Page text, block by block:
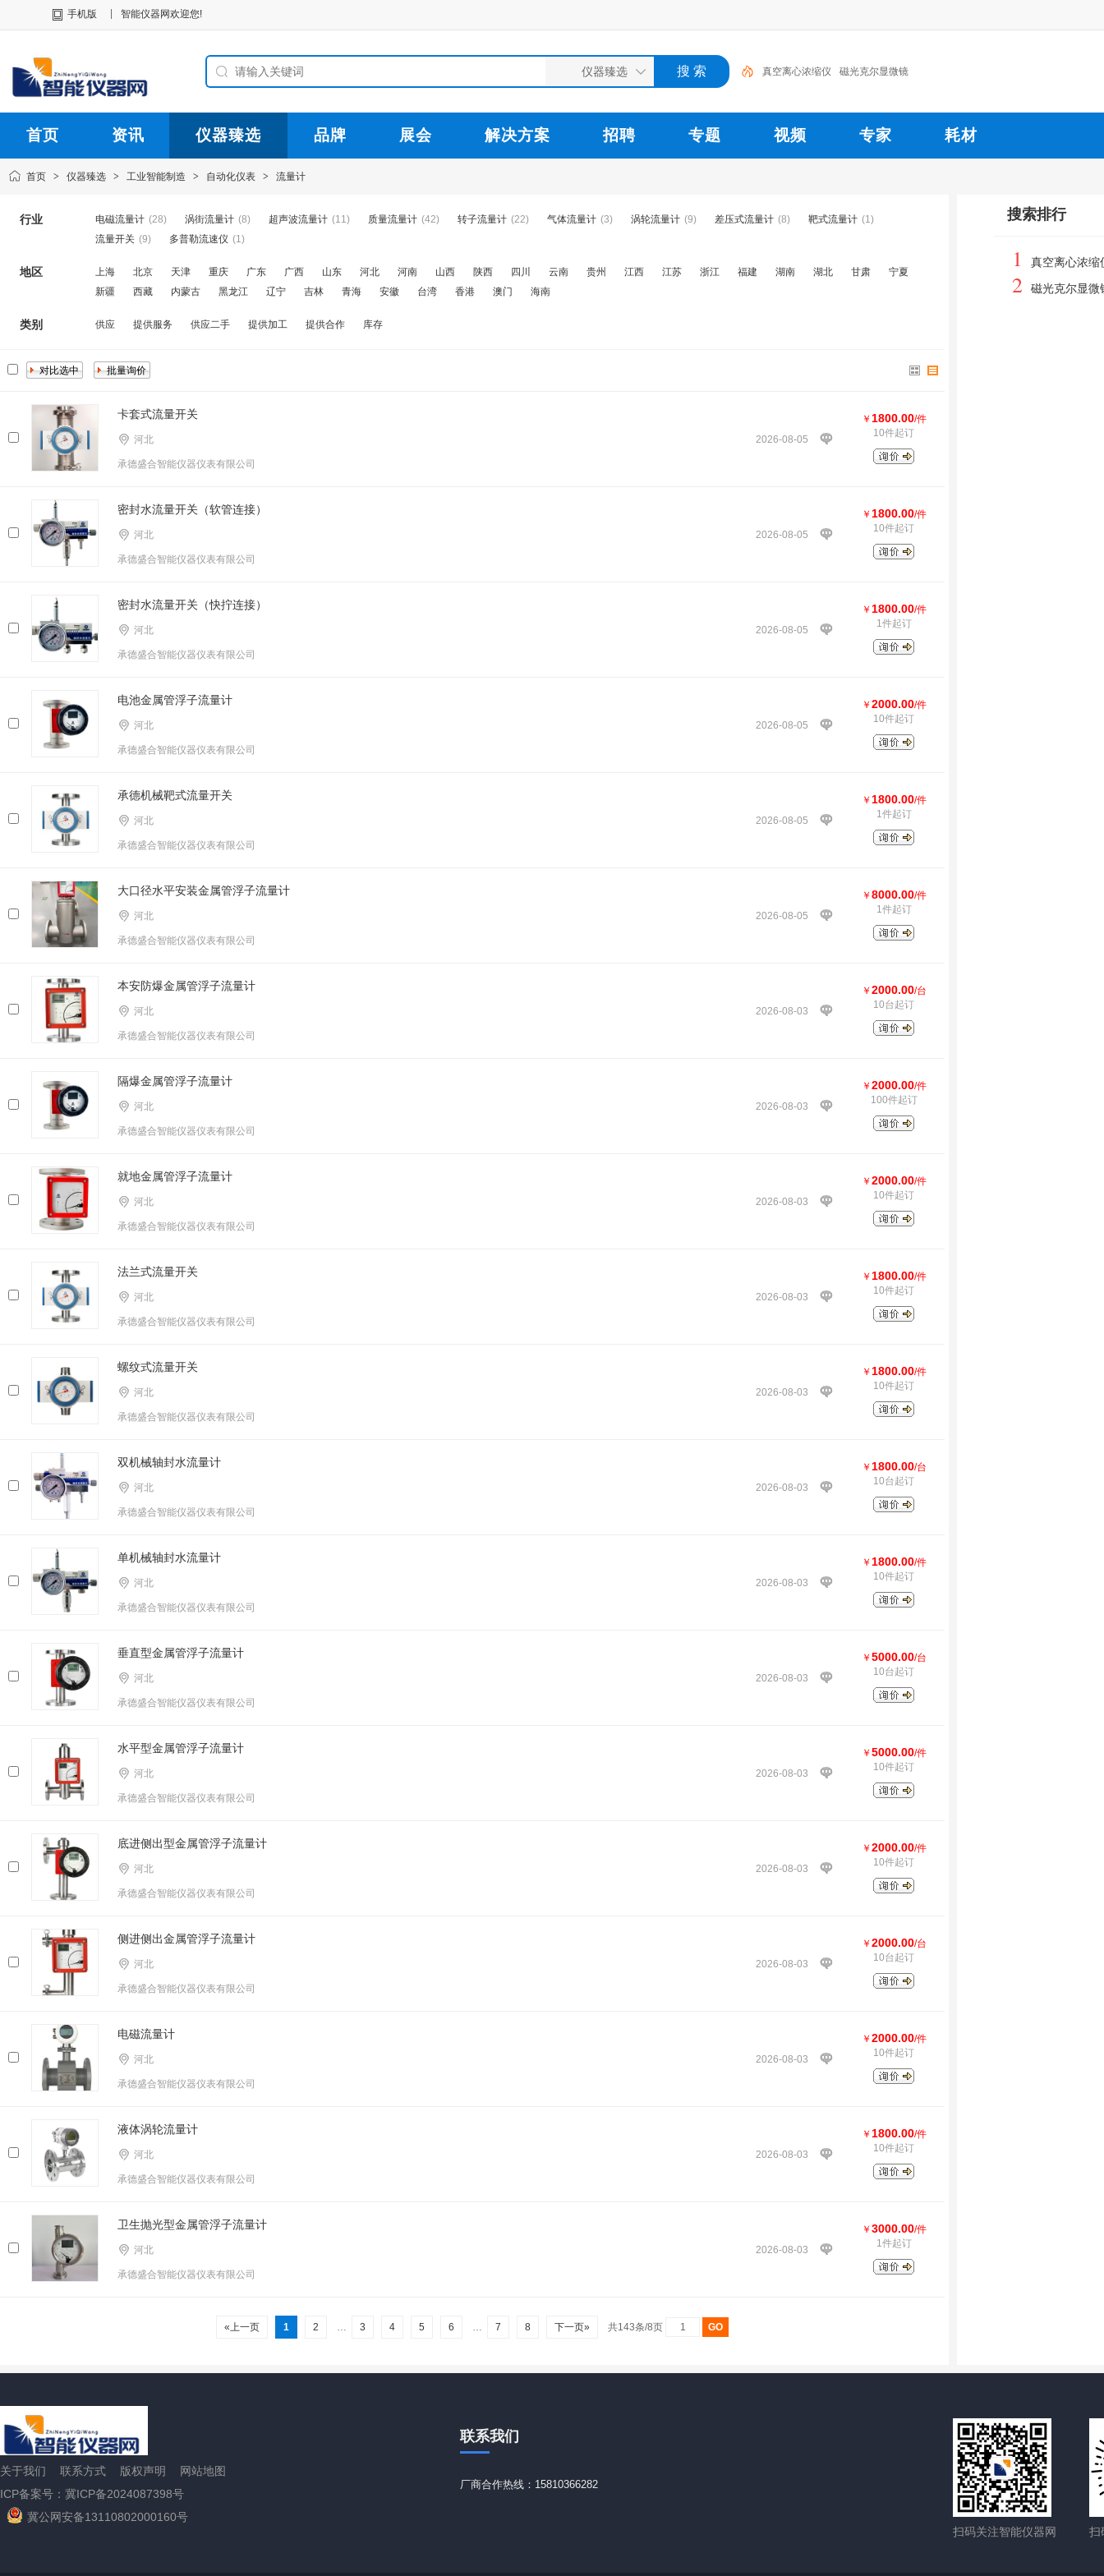
手机版 智能仪器网欢迎您!
真空离心浓缩仪 磁光克尔显微镜
首页 资讯 仪器臻选 品牌 展会 解决方案 招聘 专题 视频 专家 耗材
首页 > 仪器臻选 > 工业智能制造 > 自动化仪表 > 流量计
行业 电磁流量计 (28) 涡街流量计 (8) 超声波流量计 (11) 质量流量计 (42) 转子流量计 (22) 气体流量计 (3) 涡轮流量计 (9) 差压式流量计 (8) 靶式流量计 (1)
流量开关 (9) 多普勒流速仪 (1)
地区 上海 北京 天津 重庆 广东 广西 山东 河北 河南 山西 陕西 四川 云南 贵州 江西 江苏 浙江 福建 湖南 湖北 甘肃
宁夏
新疆
西藏 内蒙古 黑龙江 辽宁 吉林 青海 安徽 台湾 香港 澳门 海南
类别 供应 提供服务 供应二手 提供加工 提供合作 库存
卡套式流量开关
2026-08-05
河北
承德盛合智能仪器仪表有限公司
￥ 1800.00/件
10件起订
密封水流量开关（软管连接）
2026-08-05
河北
承德盛合智能仪器仪表有限公司
￥ 1800.00/件
10件起订
密封水流量开关（快拧连接）
2026-08-05
河北
承德盛合智能仪器仪表有限公司
￥ 1800.00/件
1件起订
电池金属管浮子流量计
2026-08-05
河北
承德盛合智能仪器仪表有限公司
￥ 2000.00/件
10件起订
承德机械靶式流量开关
2026-08-05
河北
承德盛合智能仪器仪表有限公司
￥ 1800.00/件
1件起订
大口径水平安装金属管浮子流量计
2026-08-05
河北
承德盛合智能仪器仪表有限公司
￥ 8000.00/件
1件起订
本安防爆金属管浮子流量计
2026-08-03
河北
承德盛合智能仪器仪表有限公司
￥ 2000.00/台
10台起订
隔爆金属管浮子流量计
2026-08-03
河北
承德盛合智能仪器仪表有限公司
￥ 2000.00/件
100件起订
就地金属管浮子流量计
2026-08-03
河北
承德盛合智能仪器仪表有限公司
￥ 2000.00/件
10件起订
法兰式流量开关
2026-08-03
河北
承德盛合智能仪器仪表有限公司
￥ 1800.00/件
10件起订
螺纹式流量开关
2026-08-03
河北
承德盛合智能仪器仪表有限公司
￥ 1800.00/件
10件起订
双机械轴封水流量计
2026-08-03
河北
承德盛合智能仪器仪表有限公司
￥ 1800.00/台
10台起订
单机械轴封水流量计
2026-08-03
河北
承德盛合智能仪器仪表有限公司
￥ 1800.00/件
10件起订
垂直型金属管浮子流量计
2026-08-03
河北
承德盛合智能仪器仪表有限公司
￥ 5000.00/台
10台起订
水平型金属管浮子流量计
2026-08-03
河北
承德盛合智能仪器仪表有限公司
￥ 5000.00/件
10件起订
底进侧出型金属管浮子流量计
2026-08-03
河北
承德盛合智能仪器仪表有限公司
￥ 2000.00/件
10件起订
侧进侧出金属管浮子流量计
2026-08-03
河北
承德盛合智能仪器仪表有限公司
￥ 2000.00/台
10台起订
电磁流量计
2026-08-03
河北
承德盛合智能仪器仪表有限公司
￥ 2000.00/件
10件起订
液体涡轮流量计
2026-08-03
河北
承德盛合智能仪器仪表有限公司
￥ 1800.00/件
10件起订
卫生抛光型金属管浮子流量计
2026-08-03
河北
承德盛合智能仪器仪表有限公司
￥ 3000.00/件
1件起订
«上一页 1 2 … 3 4 5 6 … 7 8 下一页» 共143条/8页
搜索排行
1 真空离心浓缩
2 磁光克尔显微
关于我们 联系方式 版权声明
网站地图
ICP备案号：冀ICP备2024087398号
冀公网安备13110802000160号
联系我们
厂商合作热线：15810366282
扫码关注智能仪器网 扫